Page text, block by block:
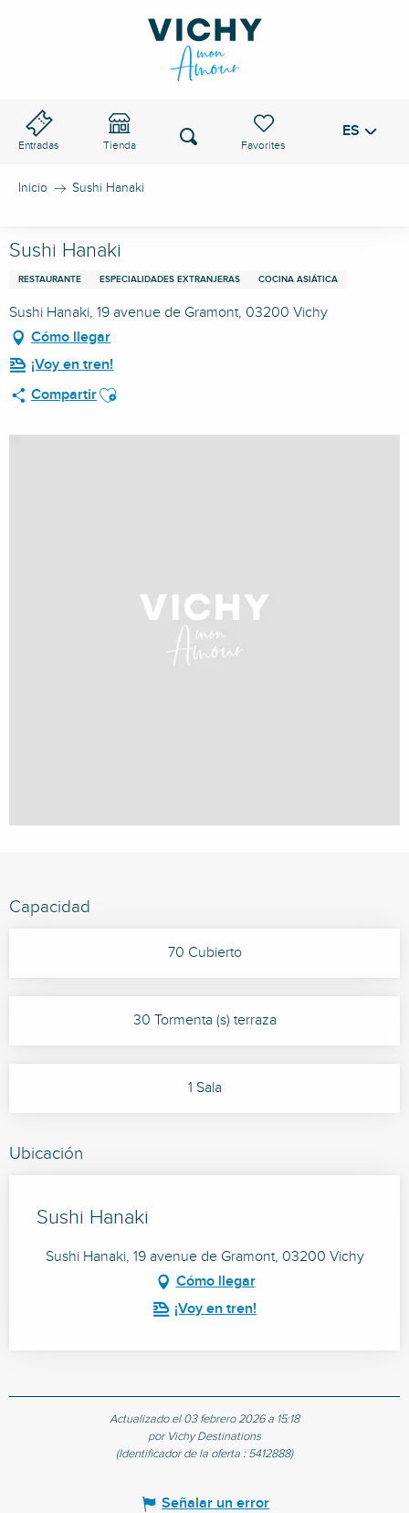
Entradas Tienda
Voir les favoris
Buscar ES
Inicio Sushi Hanaki
Sushi Hanaki
RESTAURANTE ESPECIALIDADES EXTRANJERAS COCINA ASIÁTICA
Sushi Hanaki, 19 avenue de Gramont, 03200 Vichy
Cómo llegar
¡Voy en tren!
CompartirAjouter aux favoris
Capacidad
70 Cubierto
30 Tormenta (s) terraza
1 Sala
Ubicación
Sushi Hanaki
Sushi Hanaki, 19 avenue de Gramont, 03200 Vichy
Cómo llegar
¡Voy en tren!
Actualizado el 03 febrero 2026 a 15:18
por Vichy Destinations
(Identificador de la oferta : 5412888)
Señalar un error